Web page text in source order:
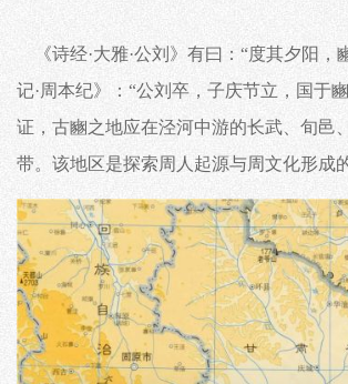
《诗经·大雅·公刘》有曰：“度其夕阳，
记·周本纪》 ： “公刘卒，子庆节立，国于豳
证，古豳之地应在泾河中游的长武、旬邑
带。该地区是探索周人起源与周文化形成